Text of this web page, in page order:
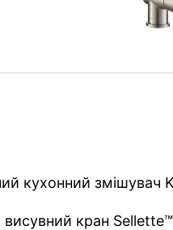
кухонний змішувач
висувний кран